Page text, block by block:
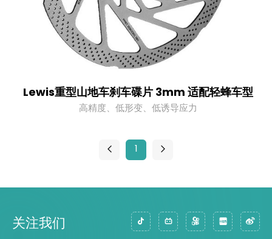
Lewis重型山地车刹车碟片 3mm 适配轻蜂车型
高精度、低形变、低诱导应力
1
关注我们